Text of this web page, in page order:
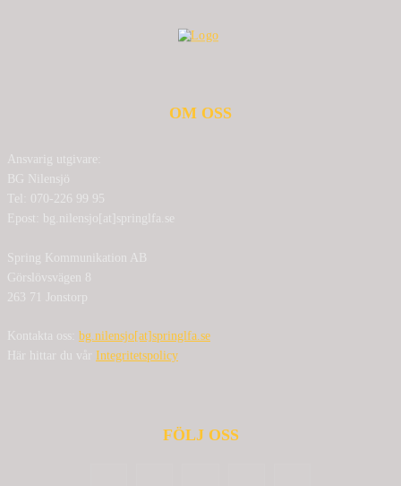
OM OSS
Ansvarig utgivare:
BG Nilensjö
Tel: 070-226 99 95
Epost: bg.nilensjo[at]springlfa.se
Spring Kommunikation AB
Görslövsvägen 8
263 71 Jonstorp
Kontakta oss: bg.nilensjo[at]springlfa.se
Här hittar du vår Integritetspolicy
FÖLJ OSS